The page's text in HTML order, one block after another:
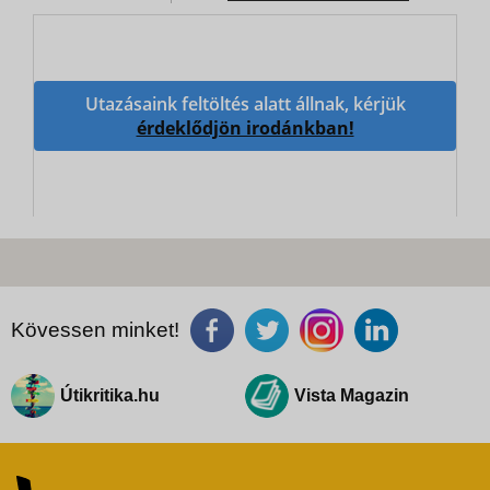
Utazásaink feltöltés alatt állnak, kérjük
érdeklődjön irodánkban!
Kövessen minket!
Útikritika.hu Vista Magazin